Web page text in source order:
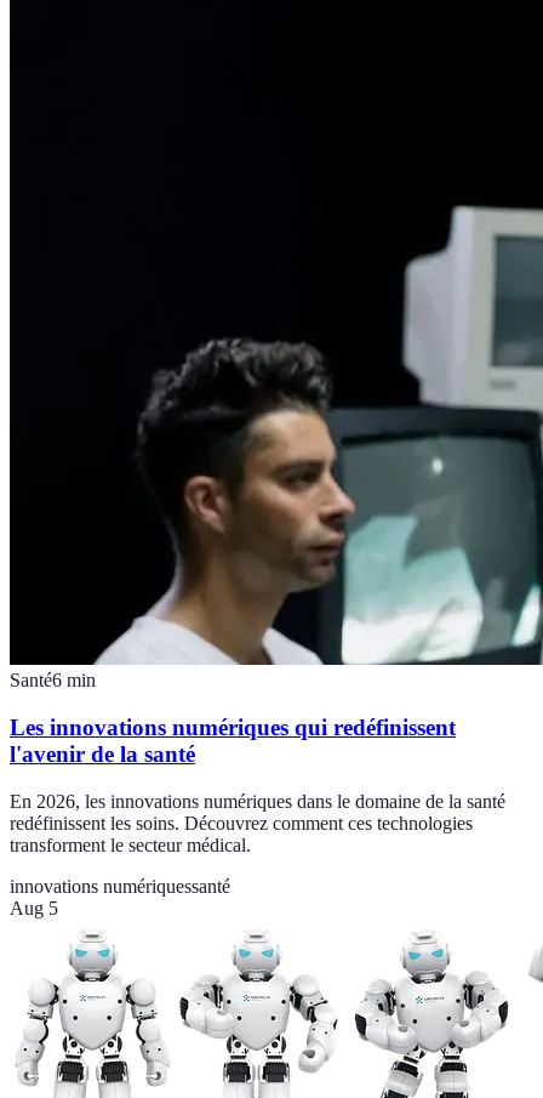
Santé6 min
Les innovations numériques qui redéfinissent
l'avenir de la santé
En 2026, les innovations numériques dans le domaine de la santé
redéfinissent les soins. Découvrez comment ces technologies
transforment le secteur médical.
innovations numériquessanté
Aug 5